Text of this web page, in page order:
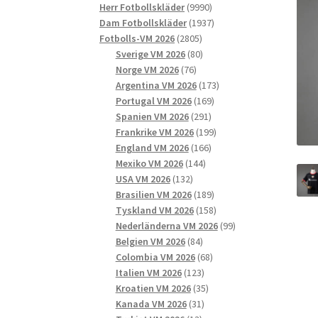
produkter
Herr Fotbollskläder 99909990
produkter
Dam Fotbollskläder 19371937
Fotbolls-VM 2026 28052805
produkter
Sverige VM 2026 8080
Norge VM 2026 7676
produkter
Argentina VM 2026 173173
Portugal VM 2026 169169
produkter
Spanien VM 2026 291291
produkter
Frankrike VM 2026 199199
England VM 2026 166166
Mexiko VM 2026 144144
USA VM 2026 132132
produkter
Brasilien VM 2026 189189
produkter
Tyskland VM 2026 158158
produkter
Nederländerna VM 2026 9999
Belgien VM 2026 8484
produkter
Colombia VM 2026 6868
Italien VM 2026 123123
produkter
Kroatien VM 2026 3535
Kanada VM 2026 3131